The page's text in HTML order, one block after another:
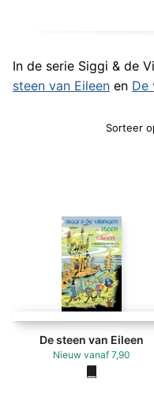
In de serie Siggi & de
steen van Eileen en De
Sorteer
De steen van Eileen
Nieuw vanaf 7,90